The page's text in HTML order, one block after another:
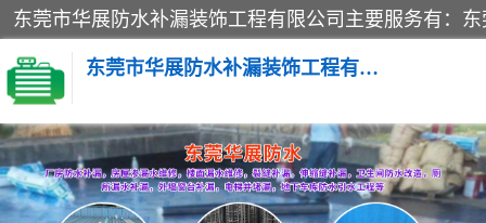
东莞市华展防水补漏装饰工程有限公司
楼面防水补漏